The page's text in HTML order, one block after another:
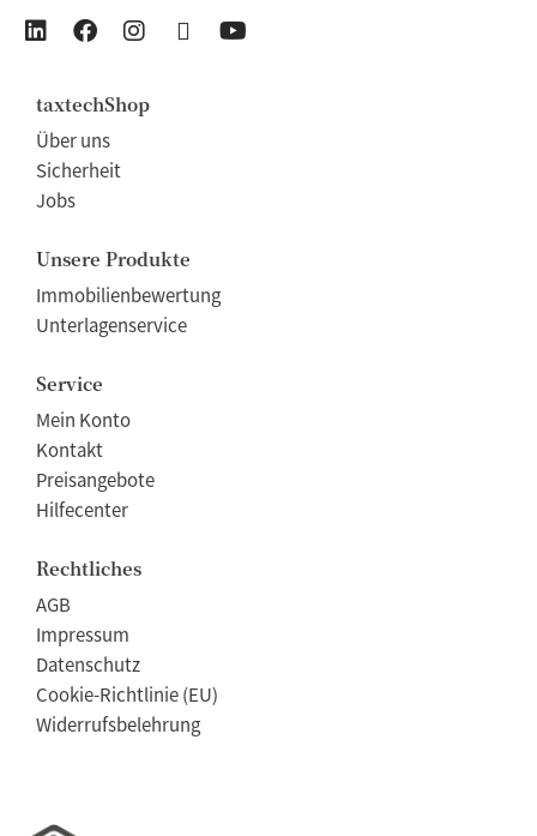
taxtechShop
Über uns
Sicherheit
Jobs
Unsere Produkte
Immobilienbewertung
Unterlagenservice
Service
Mein Konto
Kontakt
Preisangebote
Hilfecenter
Rechtliches
AGB
Impressum
Datenschutz
Cookie-Richtlinie (EU)
Widerrufsbelehrung